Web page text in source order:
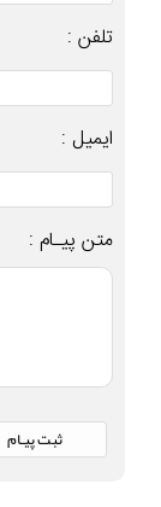
تلفن :
ایمیل :
متن پیـام :